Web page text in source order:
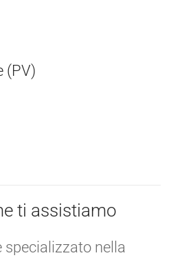
(PV)
ti assistiamo
specializzato nella